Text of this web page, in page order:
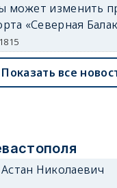
может изменить
«Северная
1815
Показать все
Николаевич